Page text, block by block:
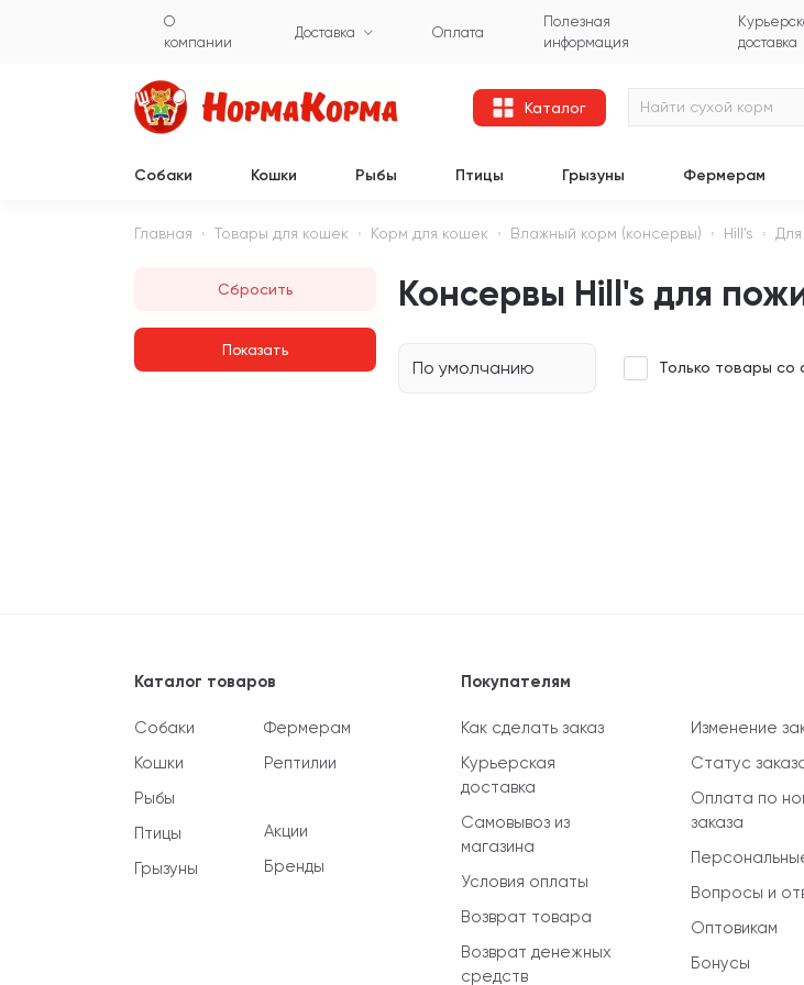
О
компании
Доставка Оплата
Полезная
информация
доставка
Каталог
Собаки Кошки Рыбы Птицы Грызуны Фермерам
Главная Товары для кошек Корм для кошек Влажный корм (консервы) Hill's
Сбросить Консервы Hill's для
По умолчанию Только товары со
Каталог товаров
Собаки
Кошки
Рыбы
Птицы
Грызуны
Фермерам
Рептилии
Акции
Бренды
Покупателям
Как сделать заказ
Курьерская
доставка
Самовывоз из
магазина
Условия оплаты
Возврат товара
Возврат денежных
средств
Изменение
Статус
Оплата по
заказа
Вопросы и
Оптовикам
Бонусы